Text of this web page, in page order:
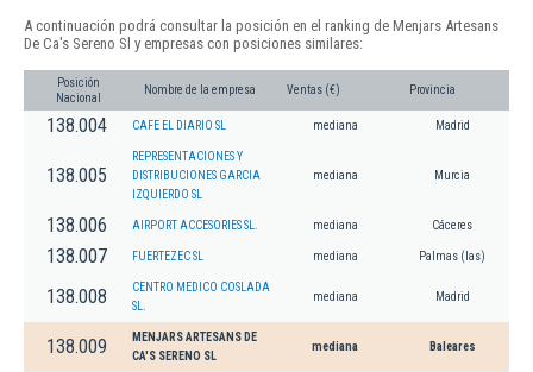
A continuación podrá consultar la posición en el ranking de Menjars Artesans
De Ca's Sereno Sl y empresas con posiciones similares:
Posición
Nacional
Nombre de la empresa Ventas (€) Provincia
138.004 CAFE EL DIARIO SL mediana Madrid
138.005
REPRESENTACIONES Y
DISTRIBUCIONES GARCIA
IZQUIERDO SL
mediana Murcia
138.006 AIRPORT ACCESORIES SL. mediana Cáceres
138.007 FUERTEZEC SL mediana Palmas (las)
138.008
CENTRO MEDICO COSLADA
SL.
mediana Madrid
138.009
MENJARS ARTESANS DE
CA'S SERENO SL
mediana Baleares